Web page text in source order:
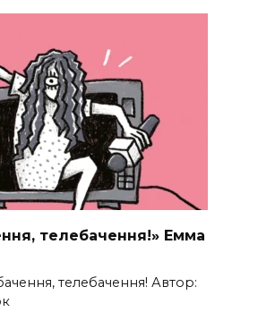
телебачення!» Емма
телебачення! Автор: